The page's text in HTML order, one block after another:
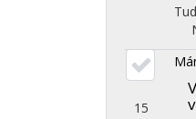
15